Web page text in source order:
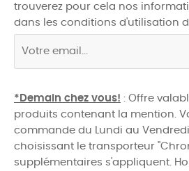
trouverez pour cela nos
dans les conditions d'utilisation
*Demain chez vous! : Offre
produits contenant la mention.
commande du Lundi au
choisissant le transporteur
supplémentaires s'appliquent.